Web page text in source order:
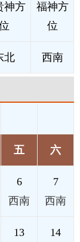
神方
福神方
位
北 西南
五 六
6
西南
7
西南
13
14